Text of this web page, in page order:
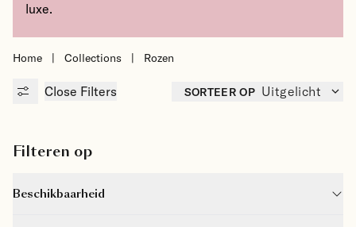
luxe.
Home | Collections | Rozen
Close Filters SORTEER OP Uitgelicht
Filteren op
Beschikbaarheid